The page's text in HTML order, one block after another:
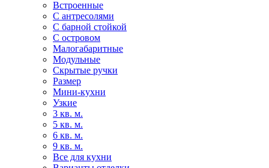
Встроенные
С антресолями
С барной стойкой
С островом
Малогабаритные
Модульные
Скрытые ручки
Размер
Мини-кухни
Узкие
3 кв. м.
5 кв. м.
6 кв. м.
9 кв. м.
Все для кухни